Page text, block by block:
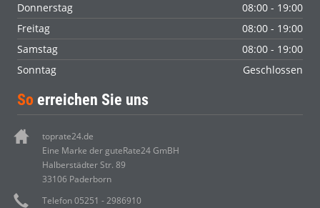
Donnerstag
08:00 - 19:00
Freitag
08:00 - 19:00
Samstag
08:00 - 19:00
Sonntag
Geschlossen
So erreichen Sie uns
toprate24.de
Eine Marke der guteRate24 GmBH
Halberstädter Str. 89
33106 Paderborn
Telefon 05251 - 2986910